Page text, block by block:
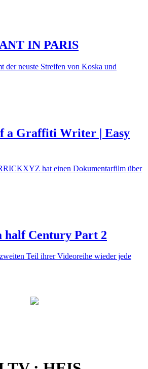
IN PARIS
der neuste Streifen von Koska und
a Graffiti Writer | Easy
hat einen Dokumentarfilm über
half Century Part 2
Teil ihrer Videoreihe wieder jede